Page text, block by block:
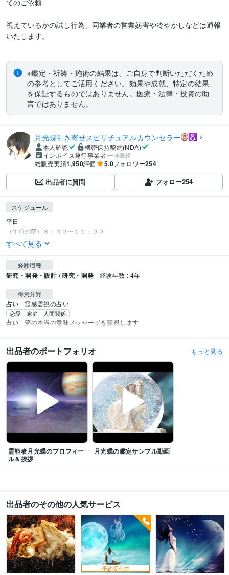
てのご依頼
視えているかの試し行為、同業者の営業妨害や冷やかしなどは通報
いたします。
※鑑定・祈祷・施術の結果は、ご自身で判断いただくため
の参考としてご活用ください。効果や成就、特定の結果
を保証するものではありません。医療・法律・投資の助
言ではありません。
月光蝶引き寄せスピリチュアルカウンセラー
本人確認
機密保持契約(NDA)
インボイス発行事業者
未登録
総販売実績1,950評価 5.0フォロワー254
出品者に質問 フォロー254
スケジュール
平日
（午前の部）８：３０〜１１：００
すべて見る
経験職種
研究・開発・設計 / 研究・開発 経験年数 : 4年
得意分野
占い 霊感霊視の占い
恋愛 家庭 人間関係
占い 夢の本当の意味メッセージを霊視します
出品者のポートフォリオ もっと見る
霊能者月光蝶のプロフィー
ル＆挨拶
月光蝶の鑑定サンプル動画
出品者のその他の人気サービス
予約受付中